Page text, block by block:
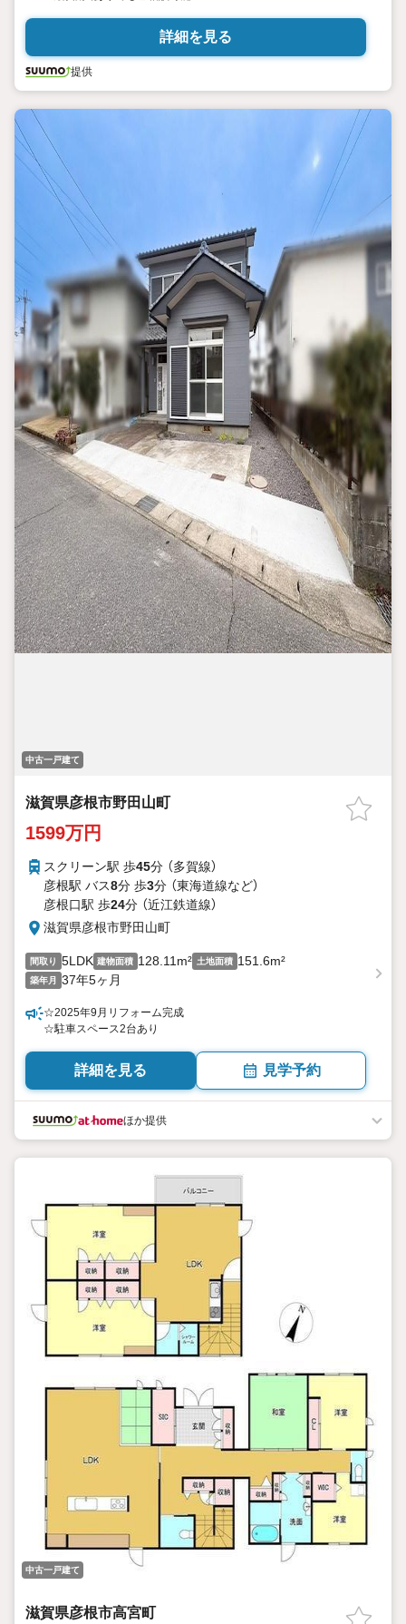
詳細を見る
提供
中古一戸建て
滋賀県彦根市野田山町
1599万円
スクリーン駅 歩45分 （多賀線）
彦根駅 バス8分 歩3分 （東海道線など）
彦根口駅 歩24分 （近江鉄道線）
滋賀県彦根市野田山町
間取り 5LDK 建物面積 128.11m² 土地面積 151.6m²
築年月 37年5ヶ月
☆2025年9月リフォーム完成
☆駐車スペース2台あり
詳細を見る 見学予約
ほか提供
中古一戸建て
滋賀県彦根市高宮町